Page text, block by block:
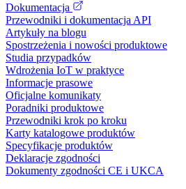
Dokumentacja
Przewodniki i dokumentacja API
Artykuły na blogu
Spostrzeżenia i nowości produktowe
Studia przypadków
Wdrożenia IoT w praktyce
Informacje prasowe
Oficjalne komunikaty
Poradniki produktowe
Przewodniki krok po kroku
Karty katalogowe produktów
Specyfikacje produktów
Deklaracje zgodności
Dokumenty zgodności CE i UKCA